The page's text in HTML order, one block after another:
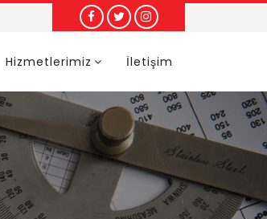
Hizmetlerimiz İletişim